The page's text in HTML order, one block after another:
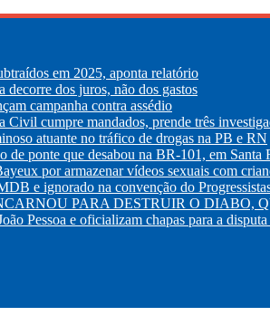
em 2025, aponta relatório
dos juros, não dos gastos
campanha contra assédio
cumpre mandados, prende três
atuante no tráfico de drogas na PB e RN
de ponte que desabou na BR-101, em Santa
por armazenar vídeos sexuais com
e ignorado na convenção do
PARA DESTRUIR O DIABO,
Pessoa e oficializam chapas para a disputa